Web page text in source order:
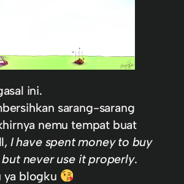
ini.
sarang-sarang
nemu tempat buat
I have spent money to buy
never use it properly.
ya blogku